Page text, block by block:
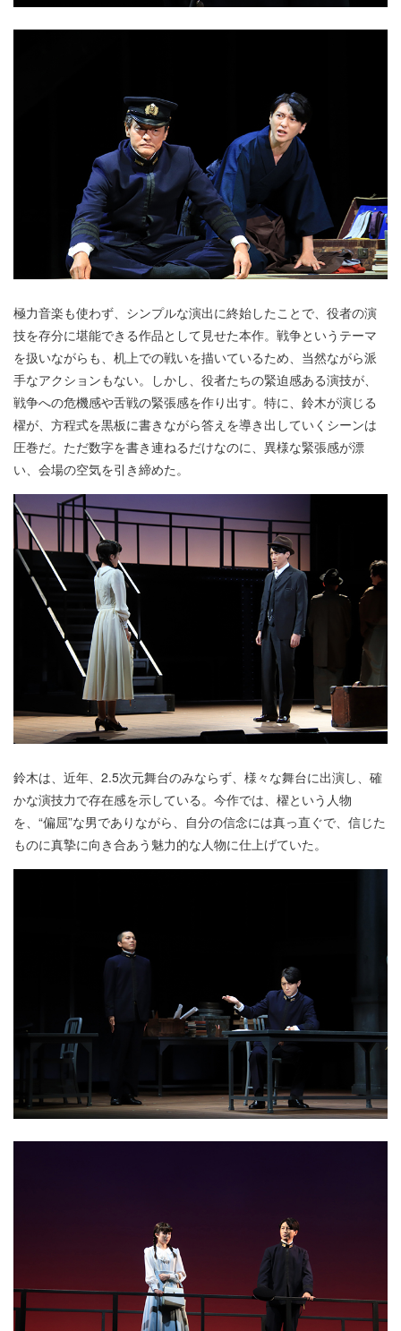
極力音楽も使わず、シンプルな演出に終始したことで、役者の演
技を存分に堪能できる作品として見せた本作。戦争というテーマ
を扱いながらも、机上での戦いを描いているため、当然ながら派
手なアクションもない。しかし、役者たちの緊迫感ある演技が、
戦争への危機感や舌戦の緊張感を作り出す。特に、鈴木が演じる
櫂が、方程式を黒板に書きながら答えを導き出していくシーンは
圧巻だ。ただ数字を書き連ねるだけなのに、異様な緊張感が漂
い、会場の空気を引き締めた。
鈴木は、近年、2.5次元舞台のみならず、様々な舞台に出演し、確
かな演技力で存在感を示している。今作では、櫂という人物
を、“偏屈”な男でありながら、自分の信念には真っ直ぐで、信じた
ものに真摯に向き合あう魅力的な人物に仕上げていた。